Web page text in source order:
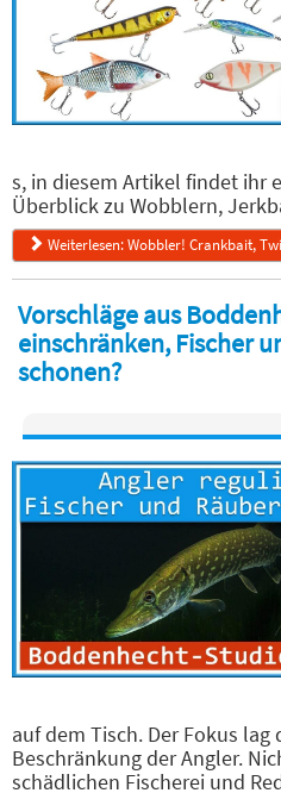
s, in diesem Artikel findet ihr
Überblick zu Wobblern,
Weiterlesen: Wobbler! Crankbait,
Vorschläge aus
einschränken, Fischer
schonen?
auf dem Tisch. Der Fokus lag
Beschränkung der Angler.
schädlichen Fischerei und